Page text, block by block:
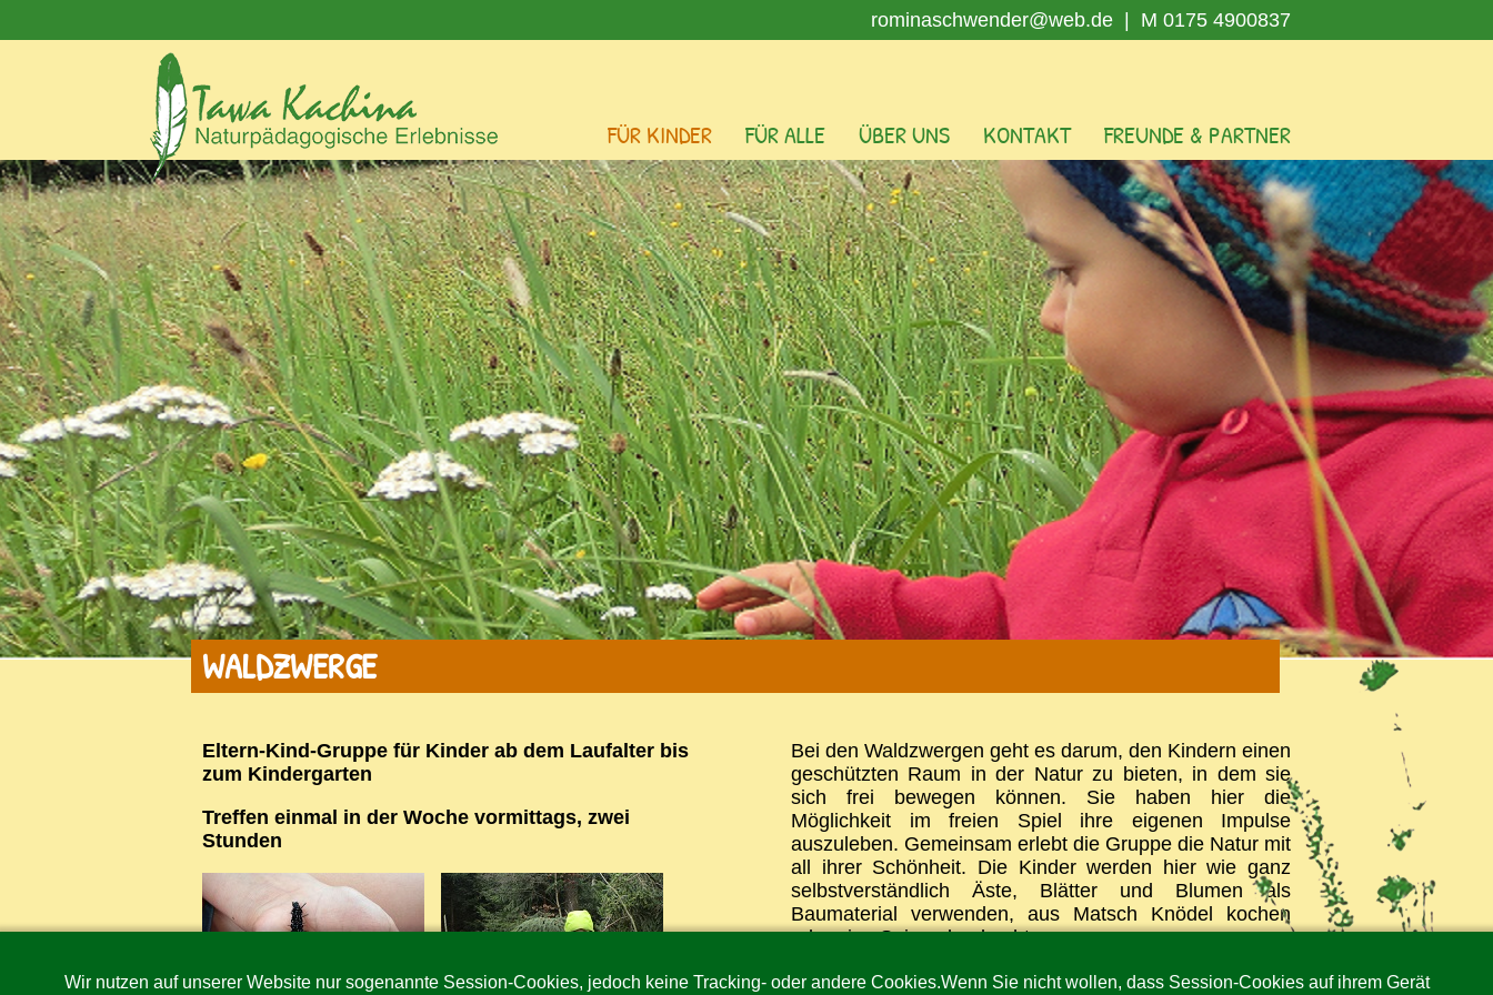
rominaschwender@web.de | M 0175 4900837
FÜR KINDER FÜR ALLE ÜBER UNS KONTAKT FREUNDE & PARTNER
WALDZWERGE
Eltern-Kind-Gruppe für Kinder ab dem Laufalter bis
zum Kindergarten
Treffen einmal in der Woche vormittags, zwei
Stunden
Bei den Waldzwergen geht es darum, den Kindern einen
geschützten Raum in der Natur zu bieten, in dem sie
sich frei bewegen können. Sie haben hier die
Möglichkeit im freien Spiel ihre eigenen Impulse
auszuleben. Gemeinsam erlebt die Gruppe die Natur mit
all ihrer Schönheit. Die Kinder werden hier wie ganz
selbstverständlich Äste, Blätter und Blumen als
Baumaterial verwenden, aus Matsch Knödel kochen
oder eine Spinne beobachten.
Feste Elemente und Rituale wie der Morgenkreis, eine
Wir nutzen auf unserer Website nur sogenannte Session-Cookies, jedoch keine Tracking- oder andere Cookies.Wenn Sie nicht wollen, dass Session-Cookies auf ihrem Gerät